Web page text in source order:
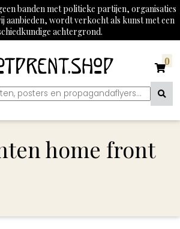
banden met politieke partijen, organisaties
aanbieden, wordt verkocht als kunst met een
achtergrond.
0
home front